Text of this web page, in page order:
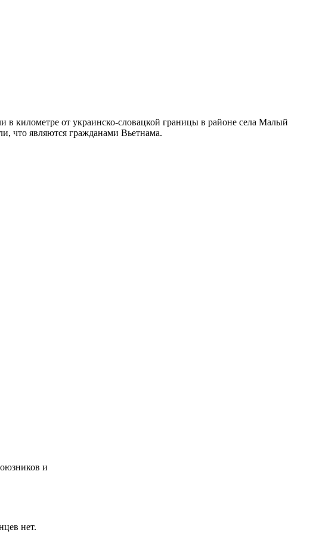
в километре от украинско-словацкой границы в районе села Малый
что являются гражданами Вьетнама.
и
нет.